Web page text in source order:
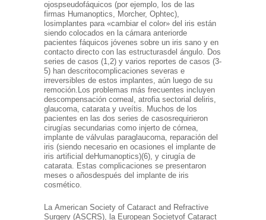
ojospseudofáquicos (por ejemplo, los de las
firmas Humanoptics, Morcher, Ophtec),
losimplantes para «cambiar el color» del iris están
siendo colocados en la cámara anteriorde
pacientes fáquicos jóvenes sobre un iris sano y en
contacto directo con las estructurasdel ángulo. Dos
series de casos (1,2) y varios reportes de casos (3-
5) han descritocomplicaciones severas e
irreversibles de estos implantes, aún luego de su
remoción. Los problemas más frecuentes incluyen
descompensación corneal, atrofia sectorial del iris,
glaucoma, catarata y uveítis. Muchos de los
pacientes en las dos series de casosrequirieron
cirugías secundarias como injerto de córnea,
implante de válvulas paraglaucoma, reparación del
iris (siendo necesario en ocasiones el implante de
iris artificial deHumanoptics)(6), y cirugía de
catarata. Estas complicaciones se presentaron
meses o añosdespués del implante de iris
cosmético.
La American Society of Cataract and Refractive
Surgery (ASCRS), la European Societyof Cataract